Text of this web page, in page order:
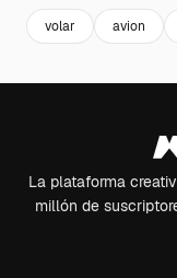
volar avion
La plataforma
millón de